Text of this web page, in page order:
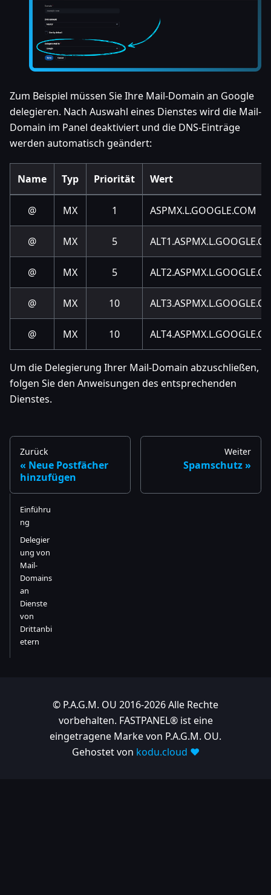
Zum Beispiel müssen Sie Ihre Mail-Domain an Google
delegieren. Nach Auswahl eines Dienstes wird die Mail-
Domain im Panel deaktiviert und die DNS-Einträge
werden automatisch geändert:
Name Typ Priorität Wert
@ MX 1 ASPMX.L.GOOGLE.COM
@ MX 5
@ MX 5
@ MX 10
@ MX 10
Um die Delegierung Ihrer Mail-Domain abzuschließen,
folgen Sie den Anweisungen des entsprechenden
Dienstes.
Zurück
Neue Postfächer
hinzufügen
Weiter
Spamschutz
Einführu
ng
Delegier
ung von
Mail-
Domains
an
Dienste
von
Drittanbi
etern
© P.A.G.M. OU 2016-2026 Alle Rechte
vorbehalten. FASTPANEL® ist eine
eingetragene Marke von P.A.G.M. OU.
Gehostet von kodu.cloud ❤️